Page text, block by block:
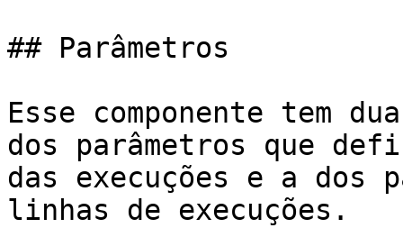
## Parâmetros
Esse componente tem
dos parâmetros que
das execuções e a dos
linhas de execuções.